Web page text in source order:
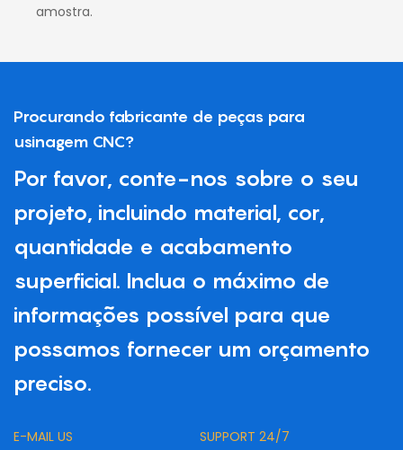
amostra.
Procurando fabricante de peças para
usinagem CNC?
Por favor, conte-nos sobre o seu
projeto, incluindo material, cor,
quantidade e acabamento
superficial. Inclua o máximo de
informações possível para que
possamos fornecer um orçamento
preciso.
E-MAIL US
SUPPORT 24/7